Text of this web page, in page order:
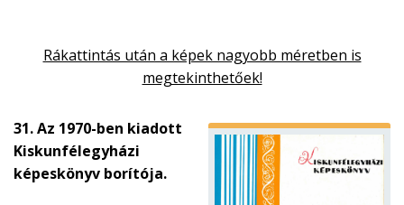
Rákattintás után a képek nagyobb méretben is
megtekinthetőek!
31. Az 1970-ben kiadott
Kiskunfélegyházi
képeskönyv borítója.